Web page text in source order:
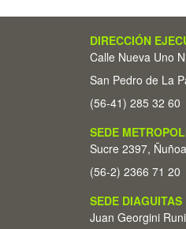
DIRECCIÓN
Calle Nueva Uno
San Pedro de La
(56-41) 285 32 60
SEDE
Sucre 2397,
(56-2) 2366 71 20
SEDE DIAGUITAS
Juan Georgini